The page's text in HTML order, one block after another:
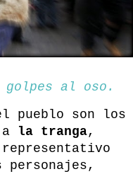
golpes al oso.
pueblo son los
la tranga,
personajes,